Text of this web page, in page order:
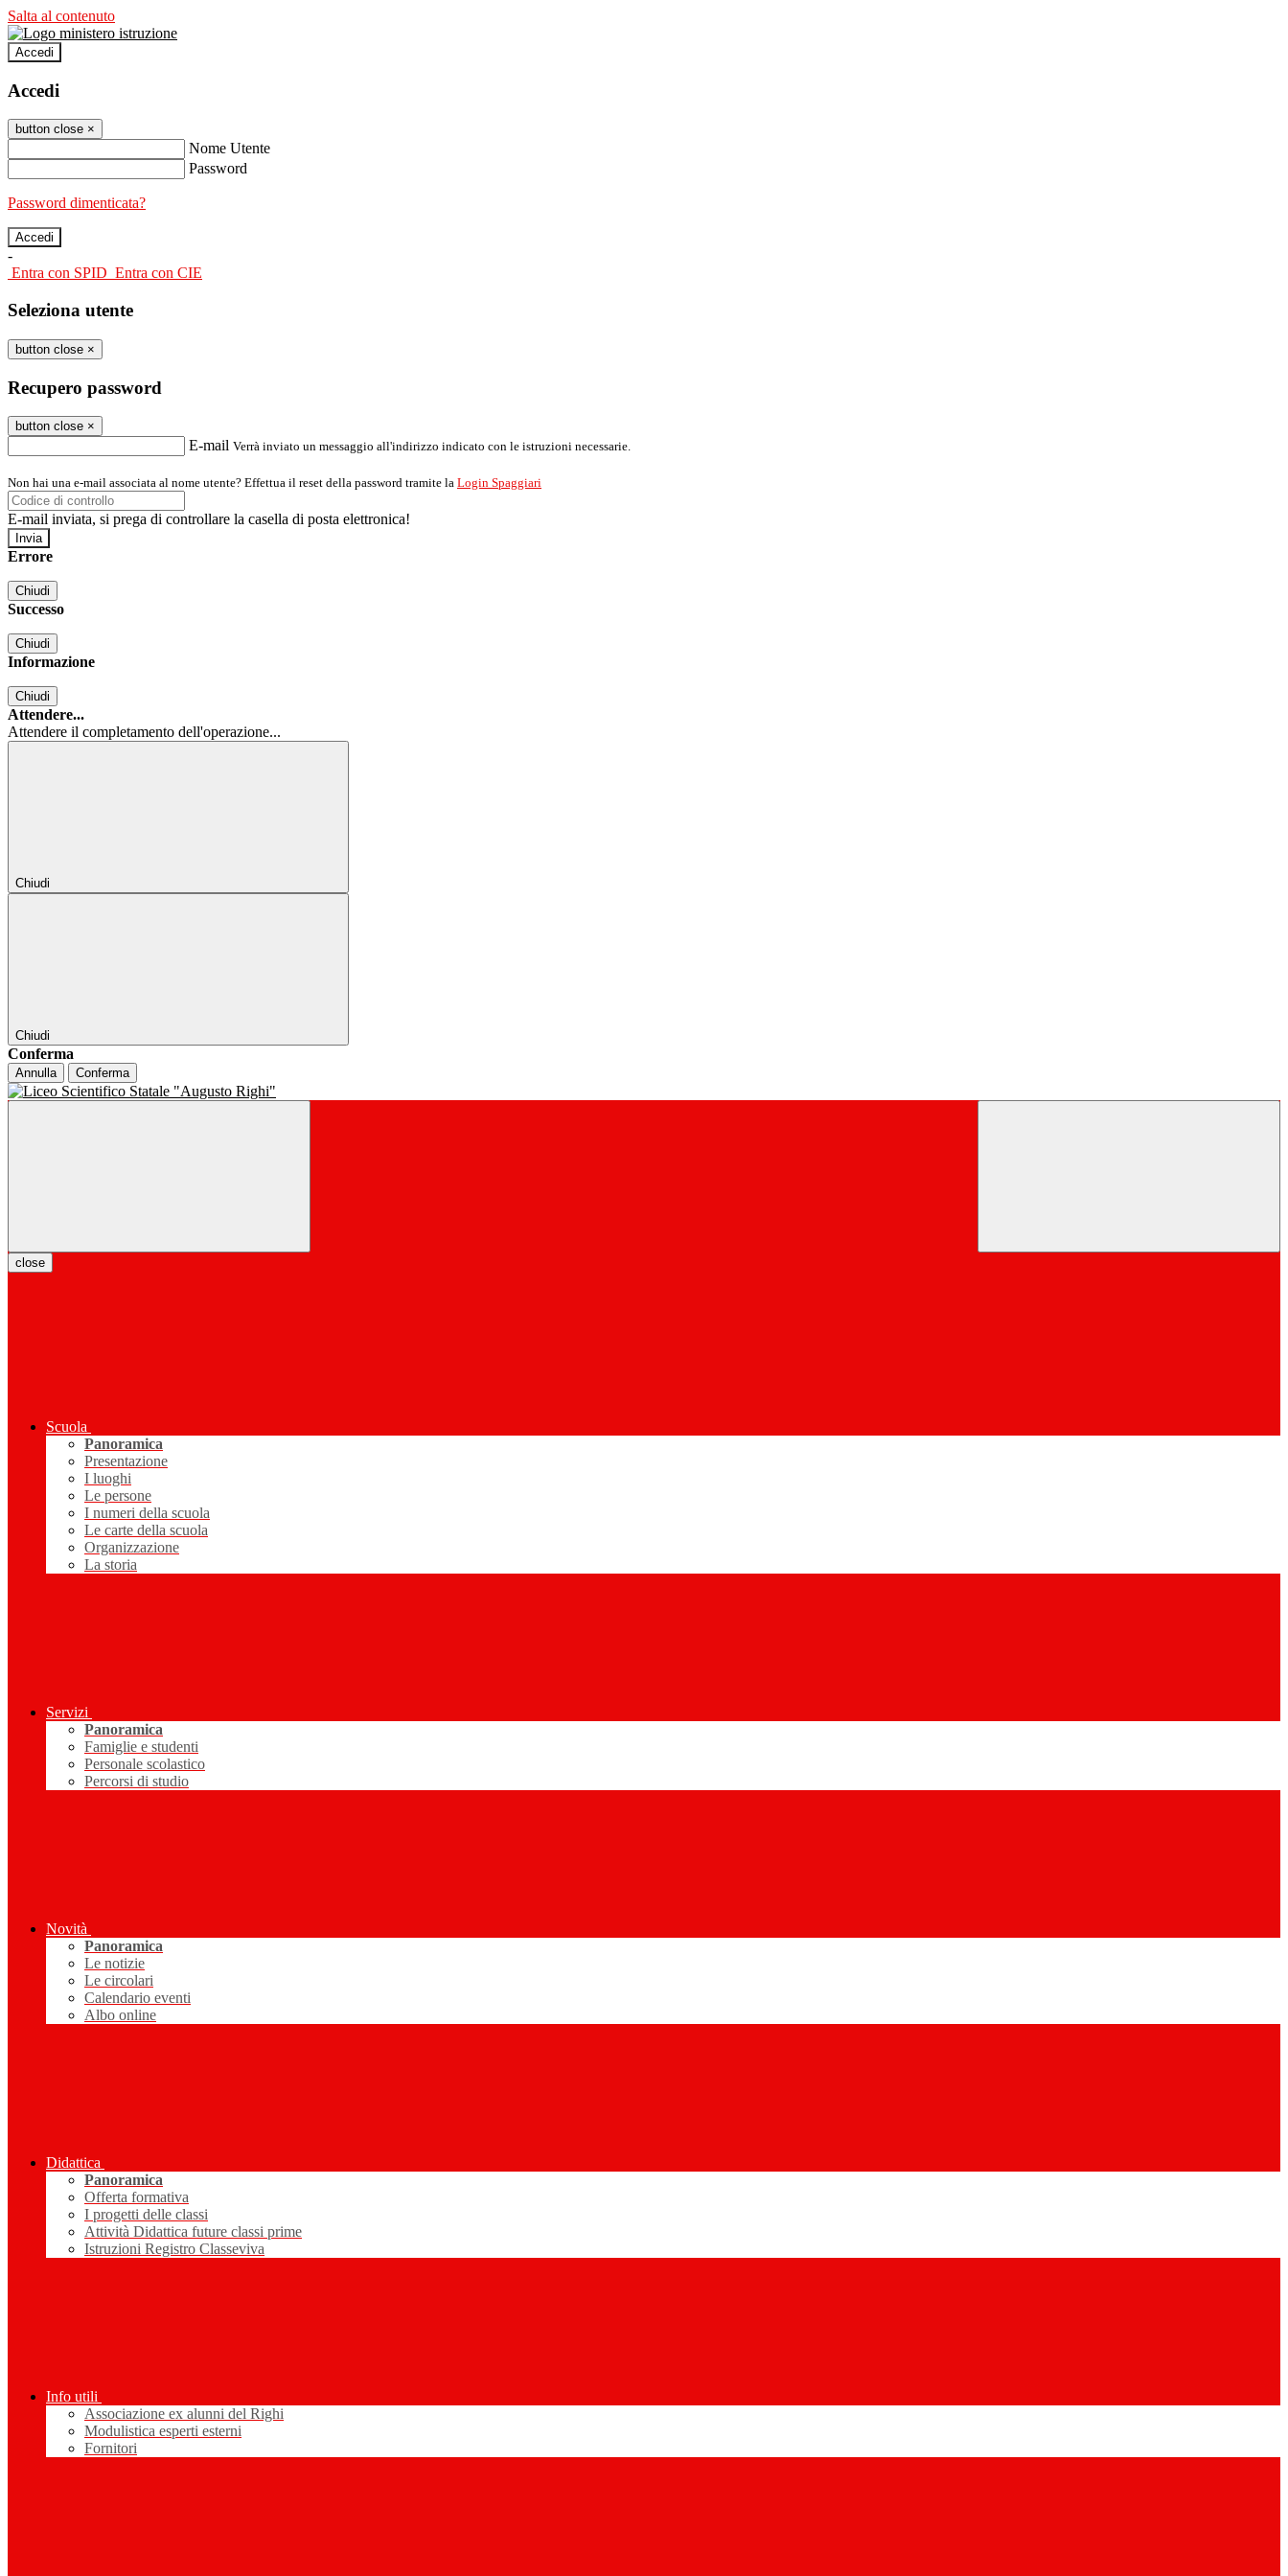
Salta al contenuto
Accedi
Accedi
button close ×
Nome Utente
Password
Password dimenticata?
-
Entra con SPID Entra con CIE
Seleziona utente
button close ×
Recupero password
button close ×
E-mail Verrà inviato un messaggio all'indirizzo indicato con le istruzioni necessarie.
Non hai una e-mail associata al nome utente? Effettua il reset della password tramite la Login Spaggiari
E-mail inviata, si prega di controllare la casella di posta elettronica!
Errore
Chiudi
Successo
Chiudi
Informazione
Chiudi
Attendere...
Attendere il completamento dell'operazione...
Chiudi
Chiudi
Conferma
Annulla Conferma
close
Scuola
Panoramica
Presentazione
I luoghi
Le persone
I numeri della scuola
Le carte della scuola
Organizzazione
La storia
Servizi
Panoramica
Famiglie e studenti
Personale scolastico
Percorsi di studio
Novità
Panoramica
Le notizie
Le circolari
Calendario eventi
Albo online
Didattica
Panoramica
Offerta formativa
I progetti delle classi
Attività Didattica future classi prime
Istruzioni Registro Classeviva
Info utili
Associazione ex alunni del Righi
Modulistica esperti esterni
Fornitori